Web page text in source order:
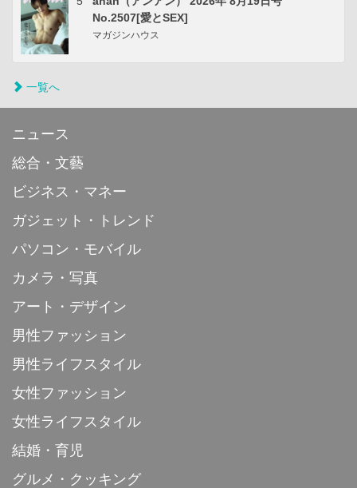
No.2507[愛とSEX]
マガジンハウス
一覧へ
ニュース
総合・文藝
ビジネス・マネー
ガジェット・トレンド
パソコン・モバイル
カメラ・写真
アート・デザイン
男性ファッション
男性ライフスタイル
女性ファッション
女性ライフスタイル
結婚・育児
グルメ・クッキング